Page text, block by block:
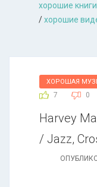
хорошие книги
/хорошие
ХОРОШАЯ
7
0
Harvey
/ Jazz,